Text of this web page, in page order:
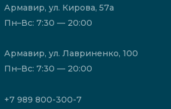
Армавир, ул. Кирова, 57а
Пн–Вс: 7:30 — 20:00
Армавир, ул. Лавриненко, 100
Пн–Вс: 7:30 — 20:00
+7 989 800-300-7